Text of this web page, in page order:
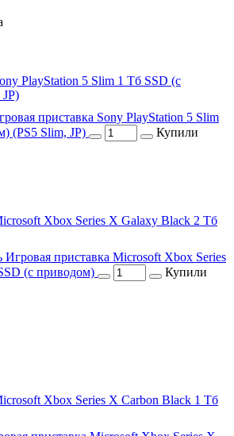
PlayStation 5 Slim 1 Тб SSD (c
приставка Sony PlayStation 5 Slim
(PS5 Slim, JP)
Купили
Xbox Series X Galaxy Black 2 Тб
Игровая приставка Microsoft Xbox Series
(с приводом)
Купили
Xbox Series X Carbon Black 1 Тб